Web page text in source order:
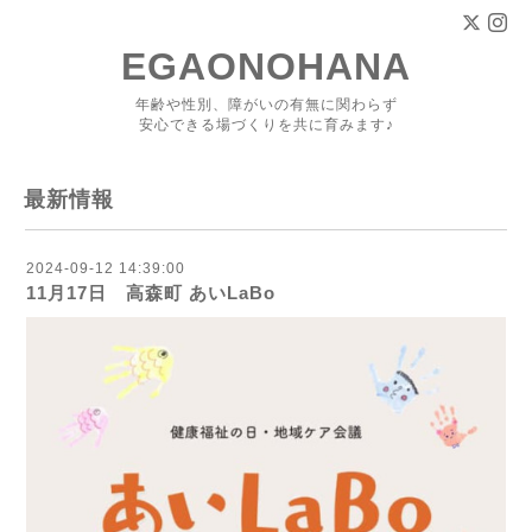
EGAONOHANA
年齢や性別、障がいの有無に関わらず
安心できる場づくりを共に育みます♪
最新情報
2024-09-12 14:39:00
11月17日 高森町 あいLaBo